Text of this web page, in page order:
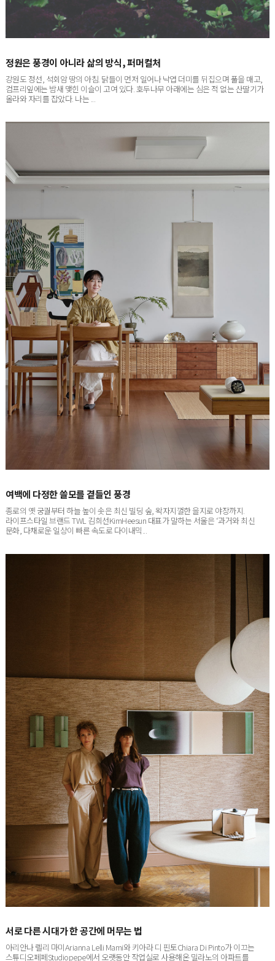
강원도 정선, 석회암 땅의 아침. 닭들이 먼저 일어나 낙엽 더미를 뒤집으며 풀을 매고,
컴프리잎에는 밤새 맺힌 이슬이 고여 있다. 호두나무 아래에는 심은 적 없는 산딸기가
올라와 자리를 잡았다. 나는 ...
종로의 옛 궁궐부터 하늘 높이 솟은 최신 빌딩 숲, 왁자지껄한 을지로 야장까지.
라이프스타일 브랜드 TWL 김희선KimHeesun 대표가 말하는 서울은 ‘과거와 최신
문화, 다채로운 일상이 빠른 속도로 다이내믹...
아리안나 렐리 마미Arianna Lelli Mami와 키아라 디 핀토Chiara Di Pinto가 이끄는
스튜디오페페Studiopepe에서 오랫동안 작업실로 사용해온 밀라노의 아파트를
프로젝트 ‘더 인티머시The Intimacy’로 새롭게 공개했다...